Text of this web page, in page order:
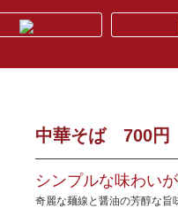
中華そば 700円
シンプルな味わい
奇麗な麺線と醤油の芳醇な旨